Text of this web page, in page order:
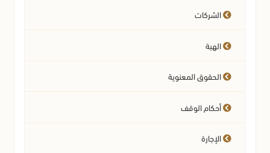
مسائل متفرقة في الصلاة
مسائل متفرقة في النكاح
أحكام الرضاع
أحكام النفقة
أحكام الحضانة
أحكام المواريث
الشركات
الهبة
الحقوق المعنوية
أحكام الوقف
الإجارة